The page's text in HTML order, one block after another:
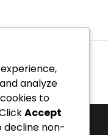
analyze
to
Accept
decline non-